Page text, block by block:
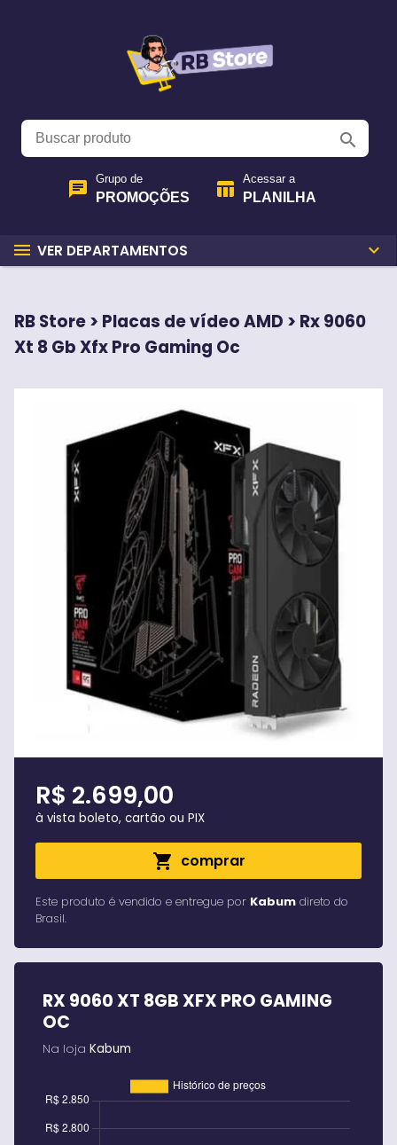
search
chat Grupo de
PROMOÇÕES table_chart Acessar a
PLANILHA
menu VER DEPARTAMENTOS expand_more
RB Store > Placas de vídeo AMD > Rx 9060
Xt 8 Gb Xfx Pro Gaming Oc
RX 9060 XT 8GB XFX PRO GAMING
OC
Na loja Kabum
R$ 2.699,00
à vista boleto, cartão ou PIX
shopping_cart comprar
Este produto é vendido e entregue por Kabum direto do
Brasil.